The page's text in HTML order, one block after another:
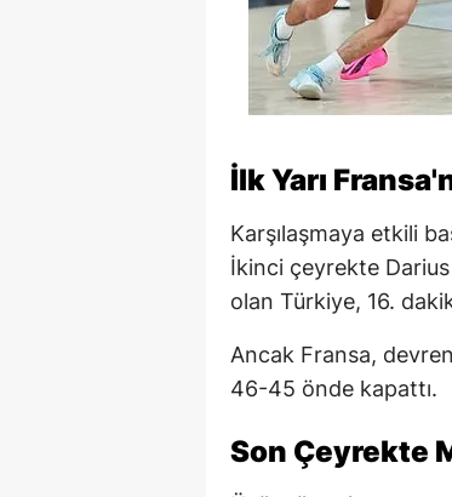
İlk Yarı
Karşılaşmaya etkili
İkinci çeyrekte
olan Türkiye, 16.
Ancak Fransa,
46-45 önde kapattı.
Son Çeyrekte